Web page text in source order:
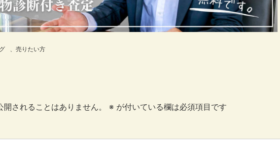
売りたい方
されることはありません。 ※ が付いている欄は必須項目です